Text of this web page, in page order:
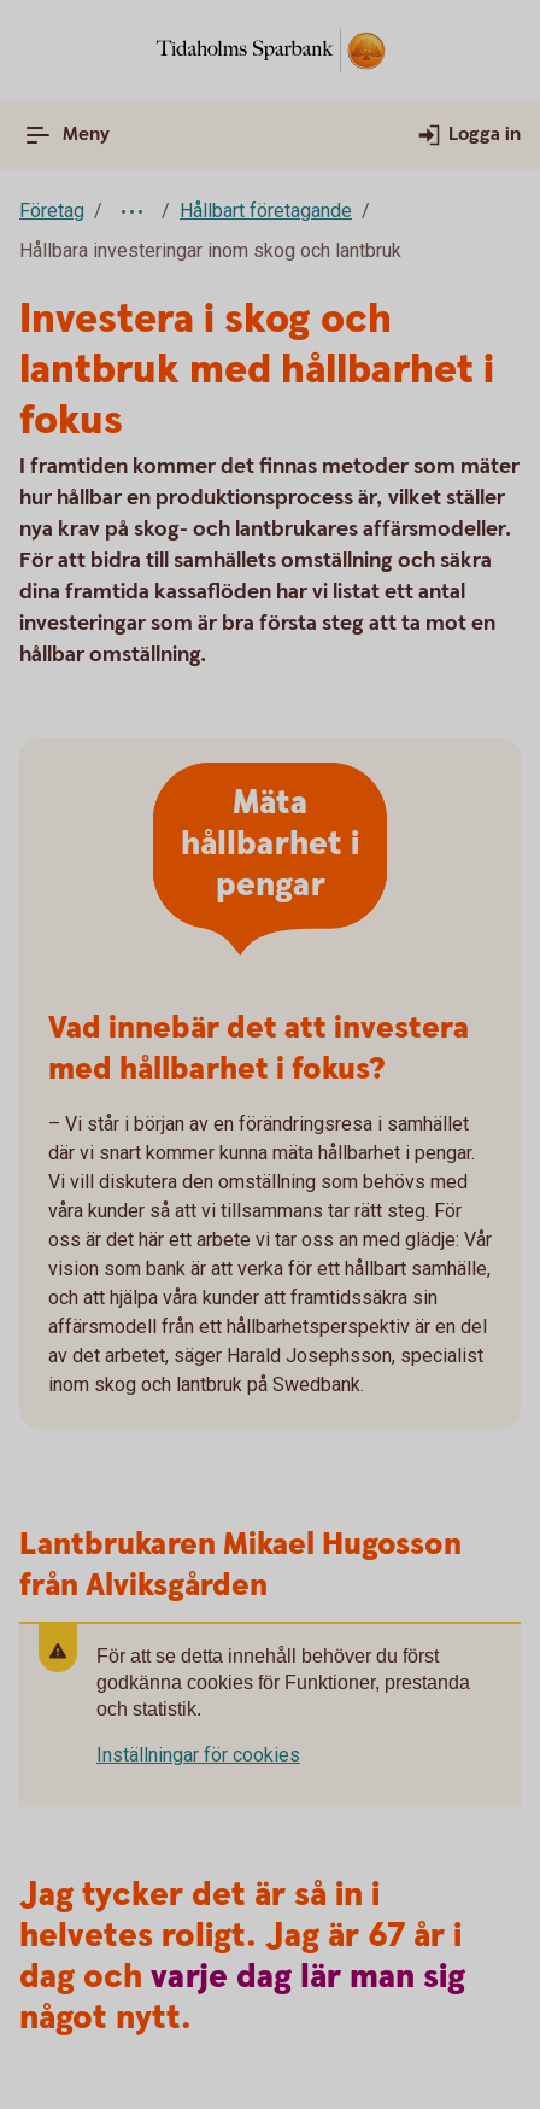
Meny Logga in
Företag
Hållbart företagande
Hållbara investeringar inom skog och lantbruk
Investera i skog och
lantbruk med hållbarhet i
fokus
I framtiden kommer det finnas metoder som mäter
hur hållbar en produktionsprocess är, vilket ställer
nya krav på skog- och lantbrukares affärsmodeller.
För att bidra till samhällets omställning och säkra
dina framtida kassaflöden har vi listat ett antal
investeringar som är bra första steg att ta mot en
hållbar omställning.
Mäta
hållbarhet i
pengar
Vad innebär det att investera
med hållbarhet i fokus?
– Vi står i början av en förändringsresa i samhället
där vi snart kommer kunna mäta hållbarhet i pengar.
Vi vill diskutera den omställning som behövs med
våra kunder så att vi tillsammans tar rätt steg. För
oss är det här ett arbete vi tar oss an med glädje: Vår
vision som bank är att verka för ett hållbart samhälle,
och att hjälpa våra kunder att framtidssäkra sin
affärsmodell från ett hållbarhetsperspektiv är en del
av det arbetet, säger Harald Josephsson, specialist
inom skog och lantbruk på Swedbank.
Lantbrukaren Mikael Hugosson
från Alviksgården
För att se detta innehåll behöver du först
godkänna cookies för Funktioner, prestanda
och statistik.
Inställningar för cookies
Jag tycker det är så in i
helvetes roligt. Jag är 67 år i
dag och varje dag lär man sig
något nytt.